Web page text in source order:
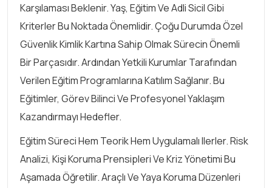
Karşılaması Beklenir. Yaş, Eğitim Ve Adli Sicil Gibi
Kriterler Bu Noktada Önemlidir. Çoğu Durumda Özel
Güvenlik Kimlik Kartına Sahip Olmak Sürecin Önemli
Bir Parçasıdır. Ardından Yetkili Kurumlar Tarafından
Verilen Eğitim Programlarına Katılım Sağlanır. Bu
Eğitimler, Görev Bilinci Ve Profesyonel Yaklaşım
Kazandırmayı Hedefler.
Eğitim Süreci Hem Teorik Hem Uygulamalı Ilerler. Risk
Analizi, Kişi Koruma Prensipleri Ve Kriz Yönetimi Bu
Aşamada Öğretilir. Araçlı Ve Yaya Koruma Düzenleri